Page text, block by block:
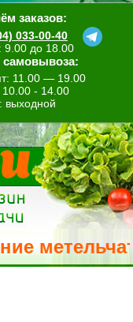
заказов:
033-00-40
9.00 до 18.00
самовывоза:
11.00 — 19.00
10.00 - 14.00
выходной